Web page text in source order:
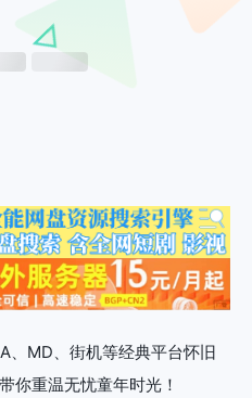
、MD、街机等经典平台怀旧
你重温无忧童年时光！